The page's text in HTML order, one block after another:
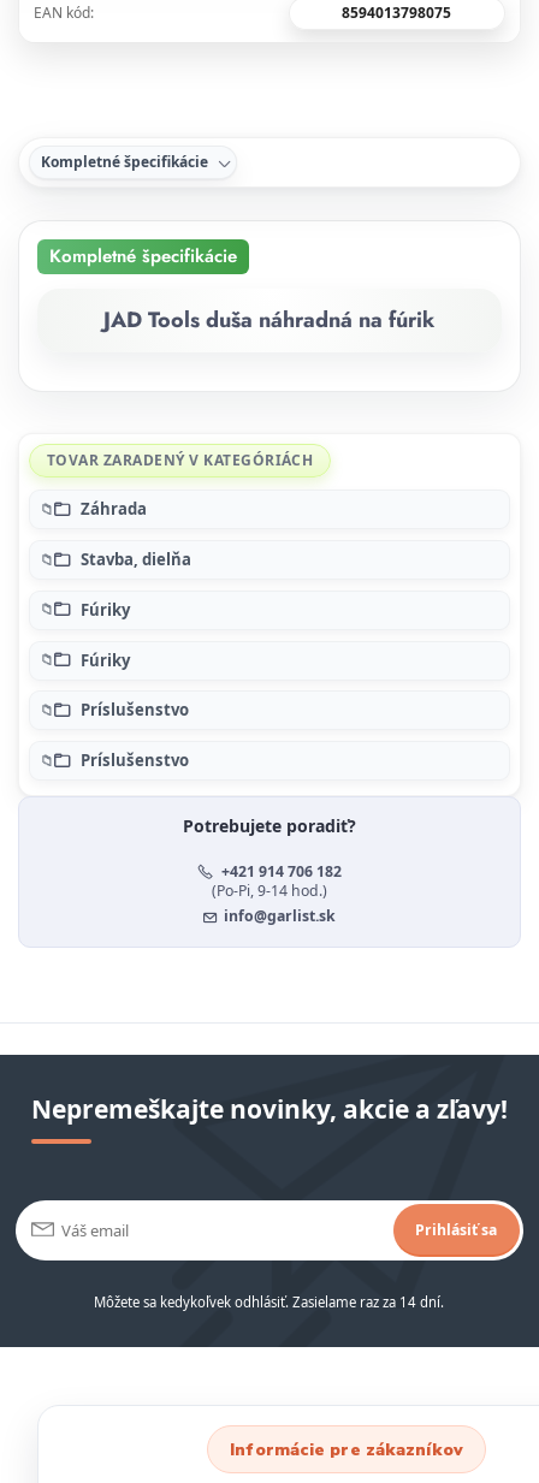
EAN kód: 8594013798075
Kompletné špecifikácie
Kompletné špecifikácie
JAD Tools duša náhradná na fúrik
TOVAR ZARADENÝ V KATEGÓRIÁCH
Záhrada
Stavba, dielňa
Fúriky
Fúriky
Príslušenstvo
Príslušenstvo
Potrebujete poradiť?
+421 914 706 182
(Po-Pi, 9-14 hod.)
info@garlist.sk
Nepremeškajte novinky, akcie a zľavy!
Prihlásiť sa
Môžete sa kedykoľvek odhlásiť. Zasielame raz za 14 dní.
Informácie pre zákazníkov